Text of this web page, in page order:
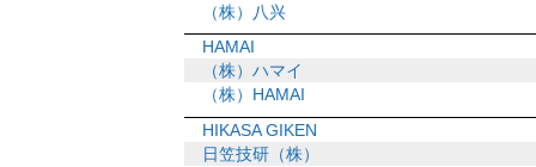
（株）八兴
HAMAI
（株）ハマイ
（株）HAMAI
HIKASA GIKEN
日笠技研（株）